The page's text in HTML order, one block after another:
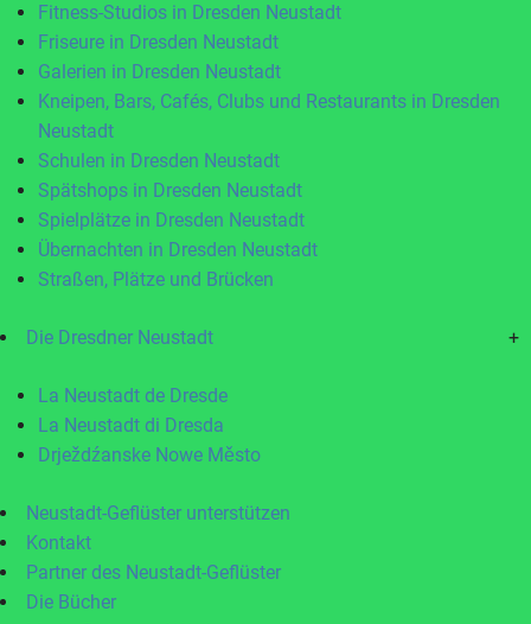
Fitness-Studios in Dresden Neustadt
Friseure in Dresden Neustadt
Galerien in Dresden Neustadt
Kneipen, Bars, Cafés, Clubs und Restaurants in Dresden
Neustadt
Schulen in Dresden Neustadt
Spätshops in Dresden Neustadt
Spielplätze in Dresden Neustadt
Übernachten in Dresden Neustadt
Straßen, Plätze und Brücken
Die Dresdner Neustadt +
La Neustadt de Dresde
La Neustadt di Dresda
Drježdźanske Nowe Město
Neustadt-Geflüster unterstützen
Kontakt
Partner des Neustadt-Geflüster
Die Bücher